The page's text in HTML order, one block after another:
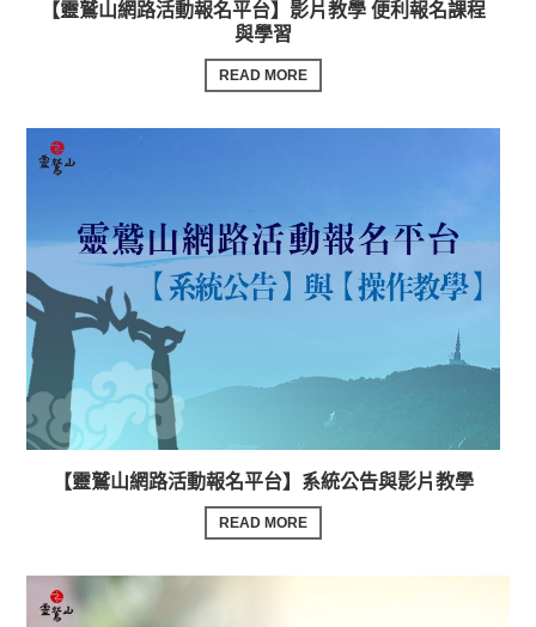
【靈鷲山網路活動報名平台】影片教學 便利報名課程
與學習
READ MORE
【靈鷲山網路活動報名平台】系統公告與影片教學
READ MORE